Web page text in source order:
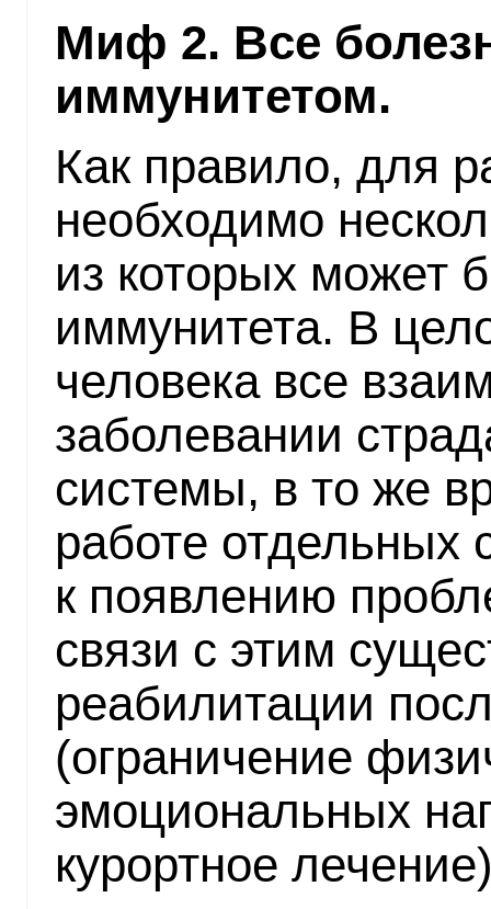
Миф 2. Все
иммунитетом.
Как правило, для
необходимо
из которых может
иммунитета. В
человека все
заболевании
системы, в то же
работе отдельных
к появлению
связи с этим
реабилитации
(ограничение
эмоциональных
курортное